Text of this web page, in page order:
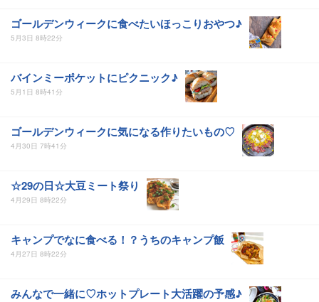
ゴールデンウィークに食べたいほっこりおやつ♪
5月3日 8時22分
バインミーポケットにピクニック♪
5月1日 8時41分
ゴールデンウィークに気になる作りたいもの♡
4月30日 7時41分
☆29の日☆大豆ミート祭り
4月29日 8時22分
キャンプでなに食べる！？うちのキャンプ飯
4月27日 8時22分
みんなで一緒に♡ホットプレート大活躍の予感♪